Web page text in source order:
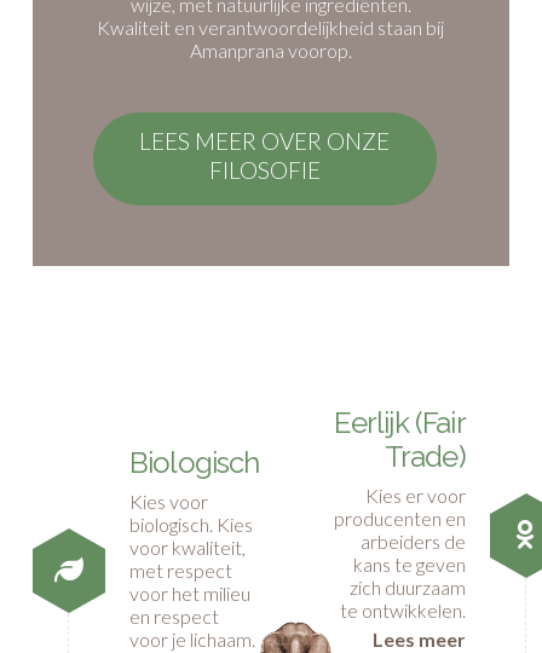
Kwaliteit en verantwoordelijkheid staan bij
Amanprana voorop.
LEES MEER OVER ONZE
FILOSOFIE
Biologisch
Kies voor
biologisch. Kies
voor kwaliteit,
met respect
voor het milieu
en respect
voor je lichaam.
Eerlijk (Fair
Trade)
Kies er voor
producenten en
arbeiders de
kans te geven
zich duurzaam
te ontwikkelen.
Lees meer